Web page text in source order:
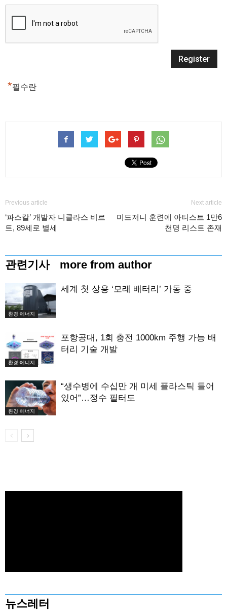
*필수란
Previous article
‘파스칼’ 개발자 니클라스 비르
트, 89세로 별세
Next article
미드저니 훈련에 아티스트 1만6
천명 리스트 존재
관련기사 more from author
환경·에너지
세계 첫 상용 ‘모래 배터리’ 가동 중
환경·에너지
포항공대, 1회 충전 1000km 주행 가능 배
터리 기술 개발
환경·에너지
“생수병에 수십만 개 미세 플라스틱 들어
있어”…정수 필터도
뉴스레터